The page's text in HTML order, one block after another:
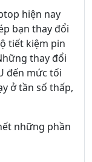
hiện nay
bạn thay đổi
tiết kiệm pin
thay đổi
đến mức tối
ở tần số thấp,
những phần